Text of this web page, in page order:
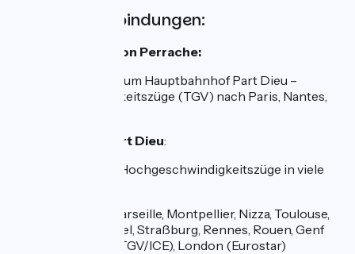
SNCF-Zugverbindungen:
Hauptbahnhof Lyon Perrache:
Viele Züge fahren zum Hauptbahnhof Part Dieu –
Hochgeschwindigkeitszüge (TGV) nach Paris, Nantes,
Hauptbahnhof Part Dieu:
Regionalzüge und Hochgeschwindigkeitszüge in viele
TGV: nach Paris, Marseille, Montpellier, Nizza, Toulouse,
Nantes, Lille, Brüssel, Straßburg, Rennes, Rouen, Genf
(Lyria), Frankfurt (TGV/ICE), London (Eurostar)